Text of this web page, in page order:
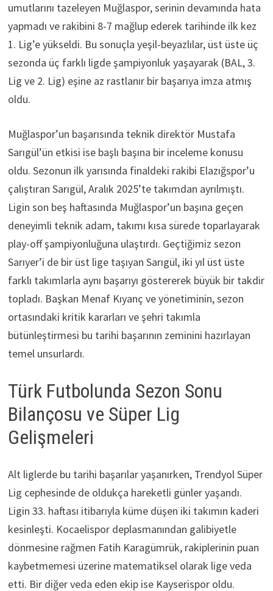
umutlarını tazeleyen Muğlaspor, serinin devamında hata
yapmadı ve rakibini 8-7 mağlup ederek tarihinde ilk kez
1. Lig’e yükseldi. Bu sonuçla yeşil-beyazlılar, üst üste üç
sezonda üç farklı ligde şampiyonluk yaşayarak (BAL, 3.
Lig ve 2. Lig) eşine az rastlanır bir başarıya imza atmış
oldu.
Muğlaspor’un başarısında teknik direktör Mustafa
Sarıgül’ün etkisi ise başlı başına bir inceleme konusu
oldu. Sezonun ilk yarısında finaldeki rakibi Elazığspor’u
çalıştıran Sarıgül, Aralık 2025’te takımdan ayrılmıştı.
Ligin son beş haftasında Muğlaspor’un başına geçen
deneyimli teknik adam, takımı kısa sürede toparlayarak
play-off şampiyonluğuna ulaştırdı. Geçtiğimiz sezon
Sarıyer’i de bir üst lige taşıyan Sarıgül, iki yıl üst üste
farklı takımlarla aynı başarıyı göstererek büyük bir takdir
topladı. Başkan Menaf Kıyanç ve yönetiminin, sezon
ortasındaki kritik kararları ve şehri takımla
bütünleştirmesi bu tarihi başarının zeminini hazırlayan
temel unsurlardı.
Türk Futbolunda Sezon Sonu
Bilançosu ve Süper Lig
Gelişmeleri
Alt liglerde bu tarihi başarılar yaşanırken, Trendyol Süper
Lig cephesinde de oldukça hareketli günler yaşandı.
Ligin 33. haftası itibarıyla küme düşen iki takımın kaderi
kesinleşti. Kocaelispor deplasmanından galibiyetle
dönmesine rağmen Fatih Karagümrük, rakiplerinin puan
kaybetmemesi üzerine matematiksel olarak lige veda
etti. Bir diğer veda eden ekip ise Kayserispor oldu.